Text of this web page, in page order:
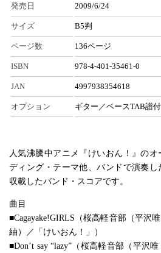
発売日 2009/6/24
サイズ B5判
ページ数 136ページ
ISBN 978-4-401-35461-0
JAN 4997938354618
オプション ギター／ベースTAB譜付
人気沸騰中アニメ『けいおん！』の
ディング・テーマ他、バンドで演奏
収載したバンド・スコアです。
曲目
■Cagayake!GIRLS（桜高軽音部（平沢
紬）／「けいおん！」）
■Don’t say “lazy”（桜高軽音部（平沢